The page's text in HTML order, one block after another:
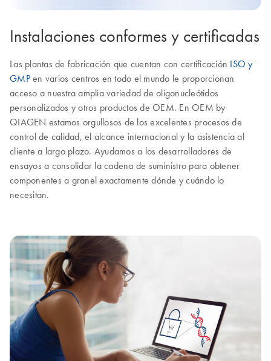
Instalaciones conformes y certificadas
Las plantas de fabricación que cuentan con certificación ISO y
GMPen varios centros en todo el mundo le proporcionan
acceso a nuestra amplia variedad de oligonucleótidos
personalizados y otros productos de OEM. En OEM by
QIAGEN estamos orgullosos de los excelentes procesos de
control de calidad, el alcance internacional y la asistencia al
cliente a largo plazo. Ayudamos a los desarrolladores de
ensayos a consolidar la cadena de suministro para obtener
componentes a granel exactamente dónde y cuándo lo
necesitan.